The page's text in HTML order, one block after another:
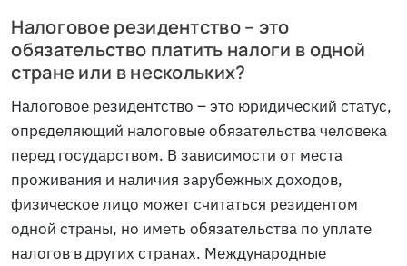
Налоговое резидентство – это
обязательство платить налоги в одной
стране или в нескольких?
Налоговое резидентство – это юридический статус,
определяющий налоговые обязательства человека
перед государством. В зависимости от места
проживания и наличия зарубежных доходов,
физическое лицо может считаться резидентом
одной страны, но иметь обязательства по уплате
налогов в других странах. Международные